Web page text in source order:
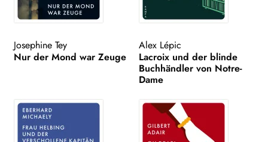
Josephine Tey
Nur der Mond war Zeuge
Alex Lépic
Lacroix und der blinde
Buchhändler von Notre-
Dame